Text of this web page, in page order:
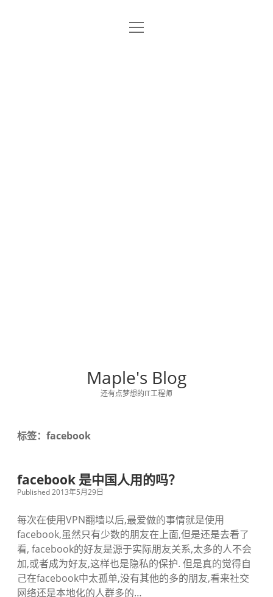
关于博主
o
Maple's Blog
还有点梦想的IT工程师
标签：facebook
facebook 是中国人用的吗？
Published 2013年5月29日
每次在使用VPN翻墙以后,最爱做的事情就是使用
facebook,虽然只有少数的朋友在上面,但是还是去看了
看, facebook的好友是源于实际朋友关系,太多的人不会
加,或者成为好友,这样也是隐私的保护. 但是真的觉得自
己在facebook中太孤单,没有其他的多的朋友,看来社交
网络还是本地化的人群多的…